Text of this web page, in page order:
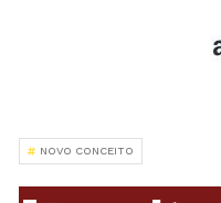
NOVO CONCEITO